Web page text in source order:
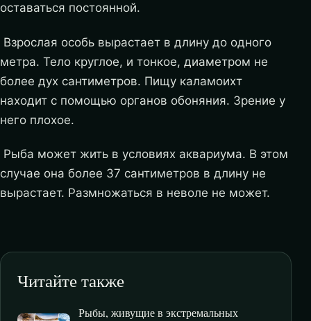
оставаться постоянной.
Взрослая особь вырастает в длину до одного
метра. Тело круглое, и тонкое, диаметром не
более дух сантиметров. Пищу каламоихт
находит с помощью органов обоняния. Зрение у
него плохое.
Рыба может жить в условиях аквариума. В этом
случае она более 37 сантиметров в длину не
вырастает. Размножаться в неволе не может.
Читайте также
Рыбы, живущие в экстремальных